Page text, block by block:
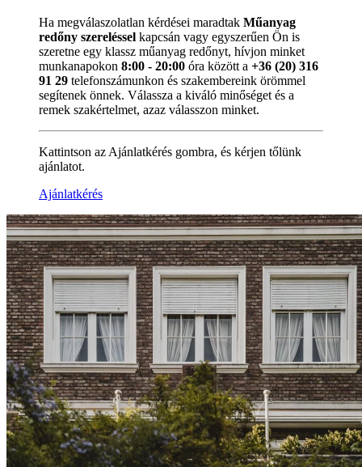
Ha megválaszolatlan kérdései maradtak Műanyag
redőny szereléssel kapcsán vagy egyszerűen Ön is
szeretne egy klassz műanyag redőnyt, hívjon minket
munkanapokon 8:00 - 20:00 óra között a +36 (20) 316
91 29 telefonszámunkon és szakembereink örömmel
segítenek önnek. Válassza a kiváló minőséget és a
remek szakértelmet, azaz válasszon minket.
Kattintson az Ajánlatkérés gombra, és kérjen tőlünk
ajánlatot.
Ajánlatkérés